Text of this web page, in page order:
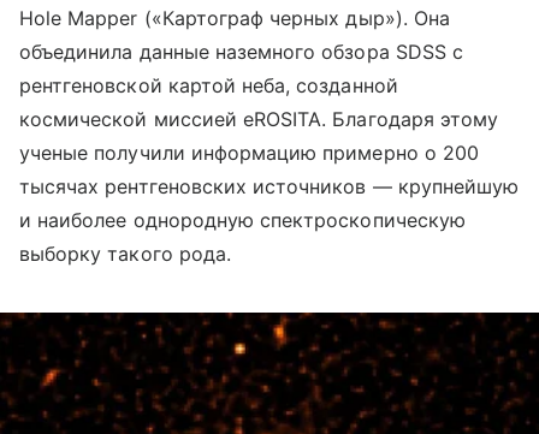
Hole Mapper («Картограф черных дыр»). Она
объединила данные наземного обзора SDSS с
рентгеновской картой неба, созданной
космической миссией eROSITA. Благодаря этому
ученые получили информацию примерно о 200
тысячах рентгеновских источников — крупнейшую
и наиболее однородную спектроскопическую
выборку такого рода.